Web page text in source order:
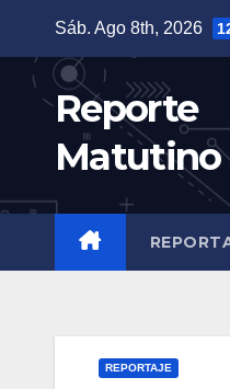
contenido
Sáb. Ago 8th, 2026
Reporte
Matutino
REPORTAJE